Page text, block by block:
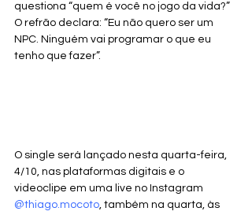
questiona “quem é você no jogo da vida?”
O refrão declara: “Eu não quero ser um
NPC. Ninguém vai programar o que eu
tenho que fazer”.
O single será lançado nesta quarta-feira,
4/10, nas plataformas digitais e o
videoclipe em uma live no Instagram
@thiago.mocoto, também na quarta, às